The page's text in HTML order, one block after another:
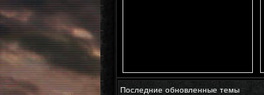
Последние обновленные темы